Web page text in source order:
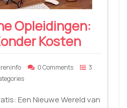
Opleidingen:
Kosten
0 Comments
3
Een Nieuwe Wereld van